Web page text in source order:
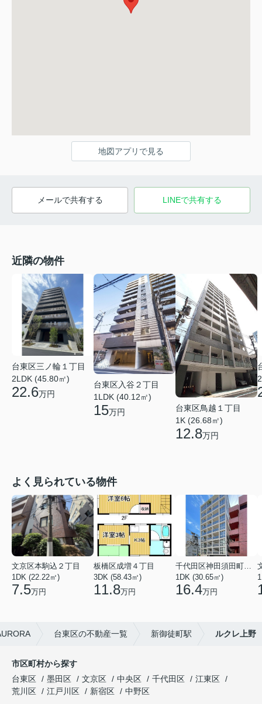
地図アプリで見る
メールで共有する LINEで共有する
近隣の物件
台東区三ノ輪１丁目
2LDK (45.80㎡)
22.6万円
台東区入谷２丁目
1LDK (40.12㎡)
15万円
台東区鳥越１丁目
1K (26.68㎡)
12.8万円
よく見られている物件
文京区本駒込２丁目
1DK (22.22㎡)
7.5万円
板橋区成増４丁目
3DK (58.43㎡)
11.8万円
千代田区神田須田町１丁目
1DK (30.65㎡)
16.4万円
台東区の不動産一覧 新御徒町駅 ルクレ上野
市区町村から探す
台東区
墨田区 文京区 中央区 千代田区
江東区
荒川区
江戸川区 新宿区
中野区